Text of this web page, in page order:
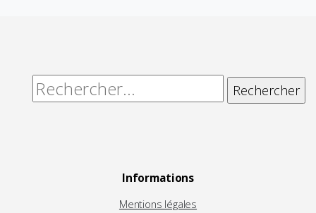
Rechercher :
Informations
Mentions légales